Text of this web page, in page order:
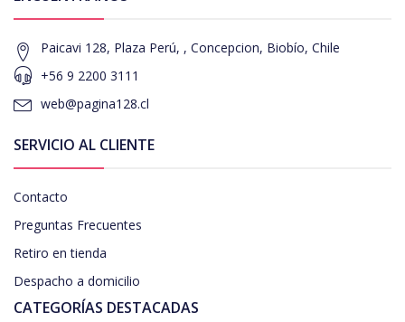
Paicavi 128, Plaza Perú, , Concepcion, Biobío, Chile
+56 9 2200 3111
web@pagina128.cl
SERVICIO AL CLIENTE
Contacto
Preguntas Frecuentes
Retiro en tienda
Despacho a domicilio
CATEGORÍAS DESTACADAS